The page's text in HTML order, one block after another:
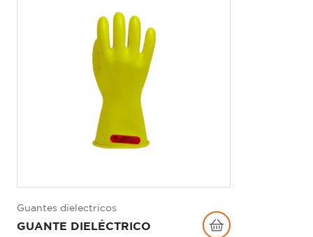
Guantes dielectricos
GUANTE DIELÉCTRICO